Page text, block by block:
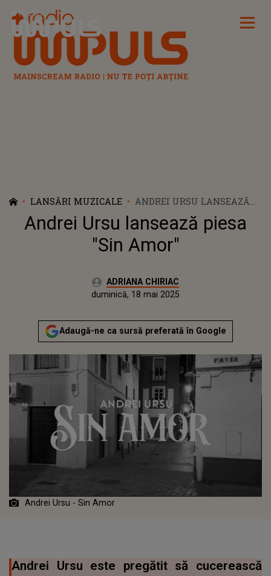
Radio Impuls
LANSĂRI MUZICALE
ANDREI URSU LANSEAZĂ
PIESA "SIN AMOR"
Andrei Ursu lansează piesa
"Sin Amor"
Autor:ADRIANA CHIRIAC
Publicat:
duminică, 18 mai 2025
Adaugă-ne ca sursă preferată în Google
Andrei Ursu - Sin Amor
Andrei Ursu este pregătit să cucerească